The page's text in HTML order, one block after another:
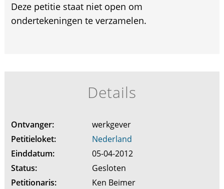
Deze petitie staat niet open om
ondertekeningen te verzamelen.
Details
Ontvanger:
werkgever
Petitieloket:
Nederland
Einddatum:
05-04-2012
Status:
Gesloten
Petitionaris:
Ken Beimer